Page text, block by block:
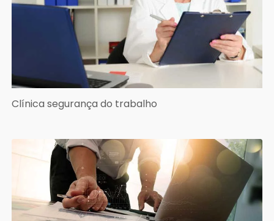
Clínica segurança do trabalho